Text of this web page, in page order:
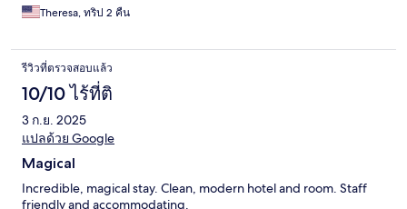
Theresa, ทริป 2 คืน
รีวิวที่ตรวจสอบแล้ว
10/10 ไร้ที่ติ
3 ก.ย. 2025
แปลด้วย Google
Magical
Incredible, magical stay. Clean, modern hotel and room. Staff
friendly and accommodating.